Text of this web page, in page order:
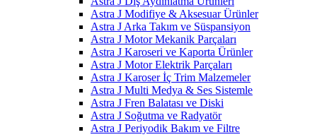
Astra J Modifiye & Aksesuar Ürünler
Astra J Arka Takım ve Süspansiyon
Astra J Motor Mekanik Parçaları
Astra J Karoseri ve Kaporta Ürünler
Astra J Motor Elektrik Parçaları
Astra J Karoser İç Trim Malzemeler
Astra J Multi Medya & Ses Sistemle
Astra J Fren Balatası ve Diski
Astra J Soğutma ve Radyatör
Astra J Periyodik Bakım ve Filtre